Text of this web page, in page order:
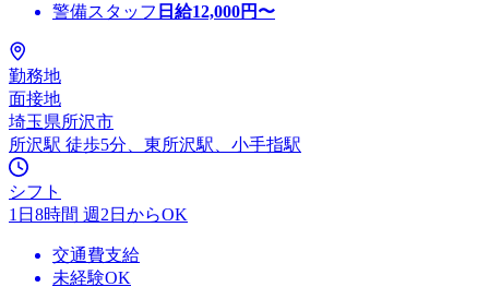
警備スタッフ 日給12,000円〜
勤務地
面接地
埼玉県所沢市
所沢駅 徒歩5分、東所沢駅、小手指駅
シフト
1日8時間 週2日からOK
交通費支給
未経験OK